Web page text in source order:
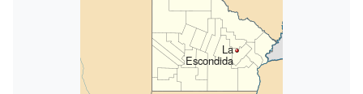
La
Escondida